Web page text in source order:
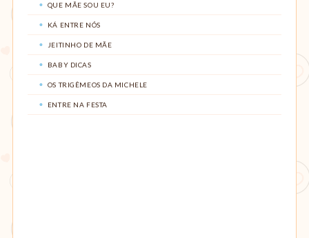
QUE MÃE SOU EU?
KÁ ENTRE NÓS
JEITINHO DE MÃE
BABY DICAS
OS TRIGÊMEOS DA MICHELE
ENTRE NA FESTA